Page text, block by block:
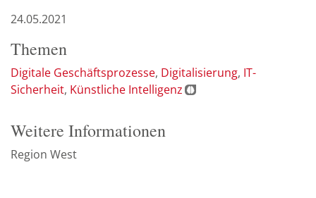
24.05.2021
Themen
Digitale Geschäftsprozesse Digitalisierung IT-
Sicherheit Künstliche Intelligenz
Weitere Informationen
Region West